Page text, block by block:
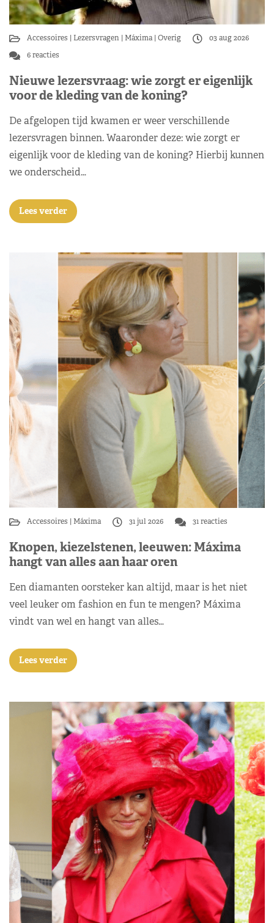
Accessoires Lezersvragen Máxima Overig
03 aug 2026
6 reacties
Nieuwe lezersvraag: wie zorgt er eigenlijk
voor de kleding van de koning?
De afgelopen tijd kwamen er weer verschillende
lezersvragen binnen. Waaronder deze: wie zorgt er
eigenlijk voor de kleding van de koning? Hierbij kunnen
we onderscheid…
Lees verder
Accessoires Máxima 31 jul 2026 31 reacties
Knopen, kiezelstenen, leeuwen: Máxima
hangt van alles aan haar oren
Een diamanten oorsteker kan altijd, maar is het niet
veel leuker om fashion en fun te mengen? Máxima
vindt van wel en hangt van alles…
Lees verder